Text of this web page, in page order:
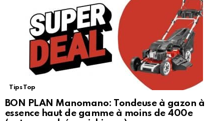
Tips Top
BON PLAN Manomano: Tondeuse à gazon à
essence haut de gamme à moins de 400e